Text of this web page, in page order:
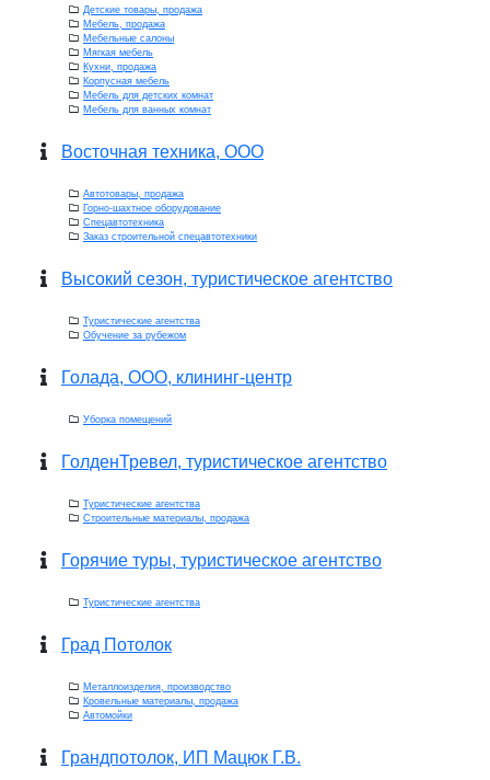
Детские товары, продажа
Мебель, продажа
Мебельные салоны
Мягкая мебель
Кухни, продажа
Корпусная мебель
Мебель для детских комнат
Мебель для ванных комнат
Восточная техника, ООО
Автотовары, продажа
Горно-шахтное оборудование
Спецавтотехника
Заказ строительной спецавтотехники
Высокий сезон, туристическое агентство
Туристические агентства
Обучение за рубежом
Голада, ООО, клининг-центр
Уборка помещений
ГолденТревел, туристическое агентство
Туристические агентства
Строительные материалы, продажа
Горячие туры, туристическое агентство
Туристические агентства
Град Потолок
Металлоизделия, производство
Кровельные материалы, продажа
Автомойки
Грандпотолок, ИП Мацюк Г.В.